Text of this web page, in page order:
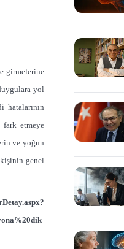
girmelerine
yol
fark etmeye
ve yoğun
genel